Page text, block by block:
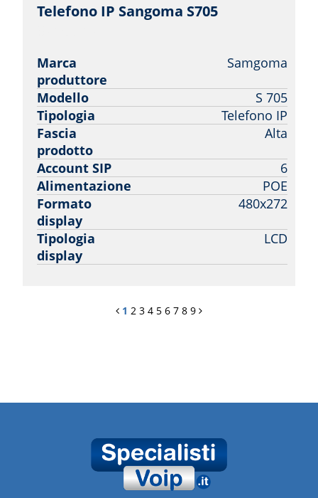
Telefono IP Sangoma S705
Marca
produttore
Samgoma
Modello
S 705
Tipologia
Telefono IP
Fascia
prodotto
Alta
Account SIP
6
Alimentazione
POE
Formato
display
480x272
Tipologia
display
LCD
1 2 3 4 5 6 7 8 9